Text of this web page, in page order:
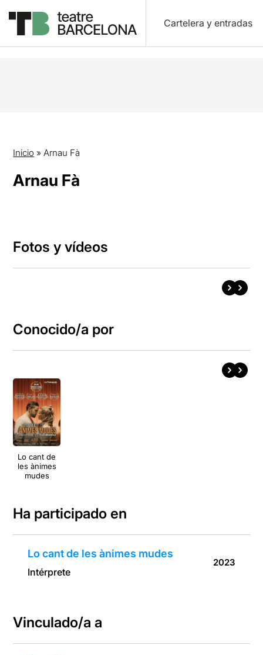
Cartelera y entradas
Inicio »Arnau Fà
Arnau Fà
Fotos y vídeos
Conocido/a por
Lo cant de
les ànimes
mudes
Ha participado en
Lo cant de les ànimes mudes
Intérprete
2023
Vinculado/a a